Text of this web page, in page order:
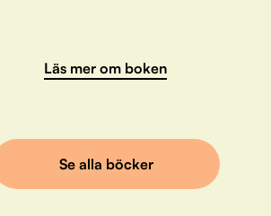
Läs mer om boken
Se alla böcker